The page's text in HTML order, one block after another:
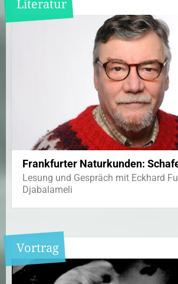
Literatur
Frankfurter Naturkunden:
Lesung und Gespräch mit Eckhard
Djabalameli
Vortrag